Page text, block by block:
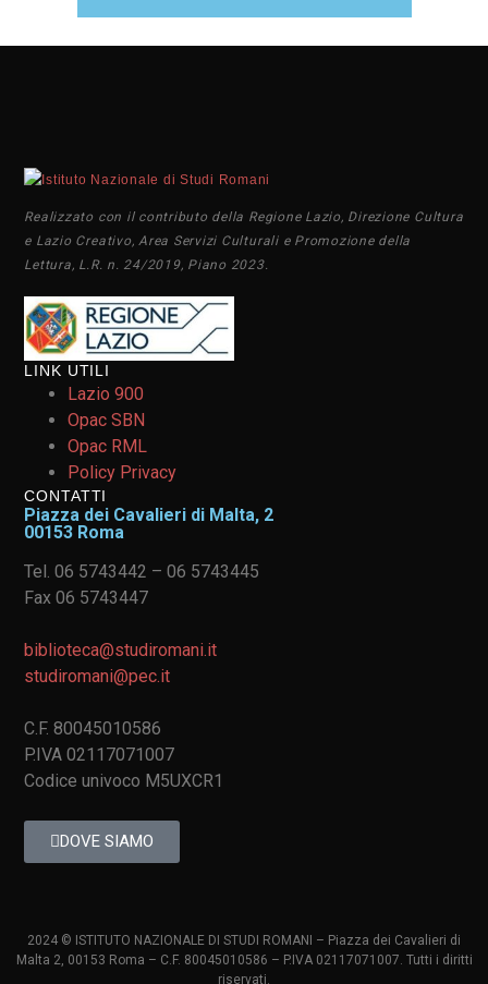
Realizzato con il contributo della Regione Lazio, Direzione Cultura
e Lazio Creativo, Area Servizi Culturali e Promozione della
Lettura, L.R. n. 24/2019, Piano 2023.
LINK UTILI
Lazio 900
Opac SBN
Opac RML
Policy Privacy
CONTATTI
Piazza dei Cavalieri di Malta, 2
00153 Roma
Tel. 06 5743442 – 06 5743445
Fax 06 5743447
biblioteca@studiromani.it
studiromani@pec.it
C.F. 80045010586
P.IVA 02117071007
Codice univoco M5UXCR1
DOVE SIAMO
2024 © ISTITUTO NAZIONALE DI STUDI ROMANI – Piazza dei Cavalieri di
Malta 2, 00153 Roma – C.F. 80045010586 – P.IVA 02117071007. Tutti i diritti
riservati.